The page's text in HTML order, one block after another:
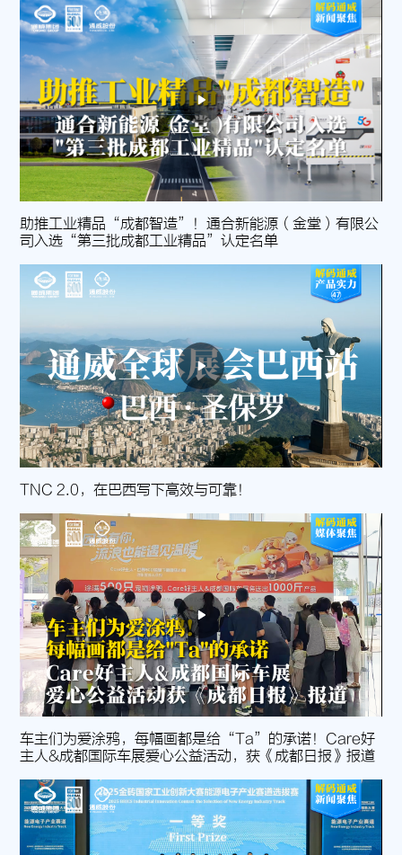
助推工业精品“成都智造”！通合新能源（金堂）有限公
司入选“第三批成都工业精品”认定名单
TNC 2.0，在巴西写下高效与可靠！
车主们为爱涂鸦，每幅画都是给“Ta”的承诺！Care好
主人&成都国际车展爱心公益活动，获《成都日报》报道